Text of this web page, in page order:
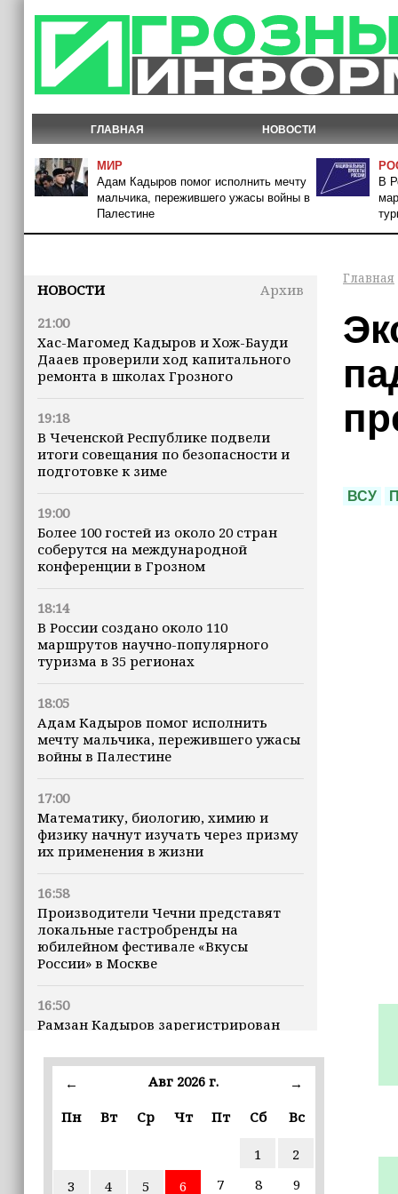
ГЛАВНАЯ НОВОСТИ
МИР
Адам Кадыров помог исполнить мечту
мальчика, пережившего ужасы войны в
Палестине
В
НОВОСТИ
Архив
21:00
Хас-Магомед Кадыров и Хож-Бауди
Дааев проверили ход капитального
ремонта в школах Грозного
19:18
В Чеченской Республике подвели
итоги совещания по безопасности и
подготовке к зиме
19:00
Более 100 гостей из около 20 стран
соберутся на международной
конференции в Грозном
18:14
В России создано около 110
маршрутов научно-популярного
туризма в 35 регионах
18:05
Адам Кадыров помог исполнить
мечту мальчика, пережившего ужасы
войны в Палестине
17:00
Математику, биологию, химию и
физику начнут изучать через призму
их применения в жизни
16:58
Производители Чечни представят
локальные гастробренды на
юбилейном фестивале «Вкусы
России» в Москве
16:50
Рамзан Кадыров зарегистрирован
16:47
землетрясения, рассказала
16:12
← Авг 2026 г.
→
Пн
Вт Ср Чт Пт Сб Вс
1
2
3
4 5 6 7 8
9
Главная
ВСУ